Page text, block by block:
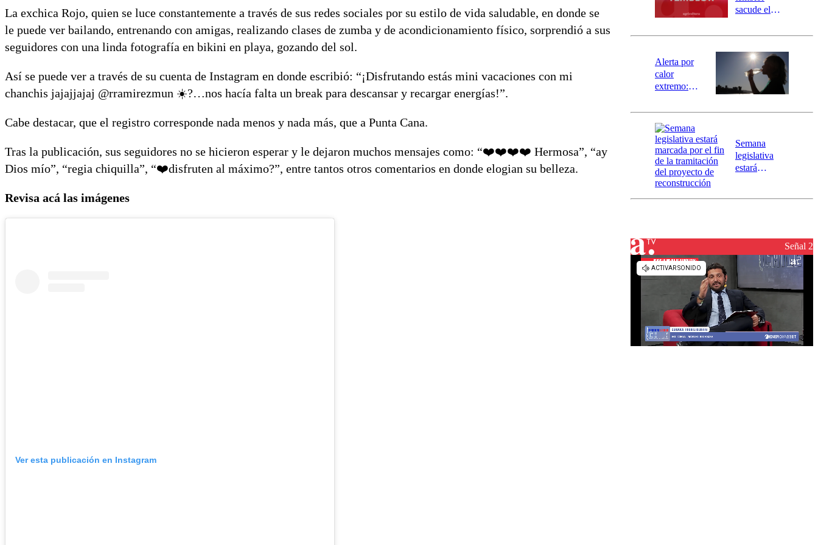
La exchica Rojo, quien se luce constantemente a través de sus redes sociales por su estilo de vida saludable, en donde se
le puede ver bailando, entrenando con amigas, realizando clases de zumba y de acondicionamiento físico, sorprendió a sus
seguidores con una linda fotografía en bikini en playa, gozando del sol.
Así se puede ver a través de su cuenta de Instagram en donde escribió: “¡Disfrutando estás mini vacaciones con mi
chanchis jajajjajaj @rramirezmun ☀️?…nos hacía falta un break para descansar y recargar energías!”.
Cabe destacar, que el registro corresponde nada menos y nada más, que a Punta Cana.
Tras la publicación, sus seguidores no se hicieron esperar y le dejaron muchos mensajes como: “❤️❤️❤️❤️ Hermosa”, “ay
Dios mío”, “regia chiquilla”, “❤️disfruten al máximo?”, entre tantos otros comentarios en donde elogian su belleza.
Revisa acá las imágenes
Ver esta publicación en Instagram
mensajería
SAE
sacude el
revisa la
epicentro
Alerta por
calor
extremo:
activa Alerta
Temprana
Preventiva en
tres comunas
Semana
legislativa
estará
reconstrucción
Señal 2